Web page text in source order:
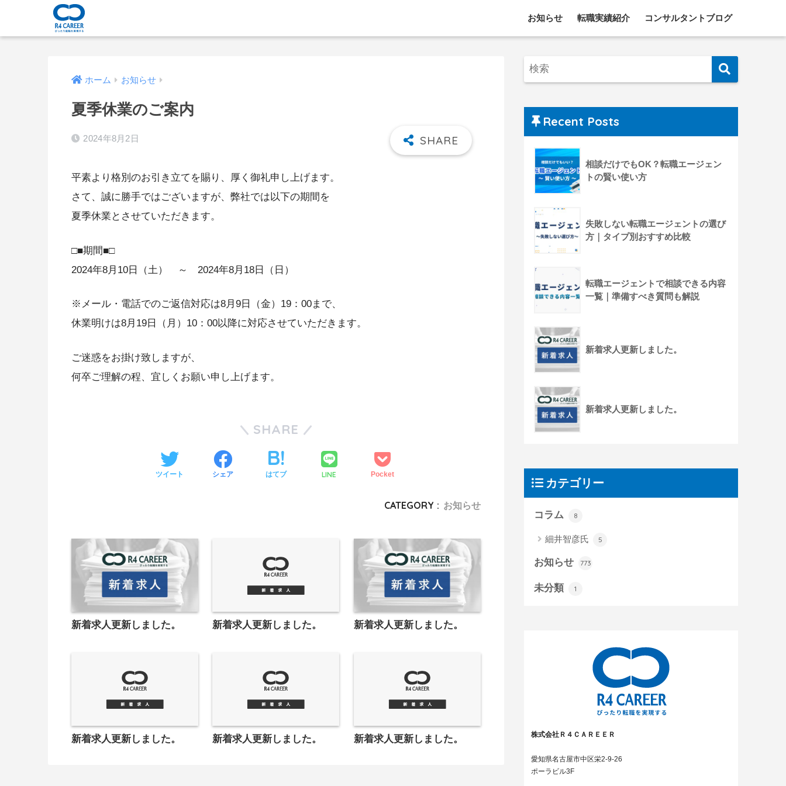
お知らせ 転職実績紹介 コンサルタントブログ
ホーム お知らせ
夏季休業のご案内
2024年8月2日
平素より格別のお引き立てを賜り、厚く御礼申し上げます。
さて、誠に勝手ではございますが、弊社では以下の期間を
夏季休業とさせていただきます。
□■期間■□
2024年8月10日（土） ～ 2024年8月18日（日）
※メール・電話でのご返信対応は8月9日（金）19：00まで、
休業明けは8月19日（月）10：00以降に対応させていただきます。
ご迷惑をお掛け致しますが、
何卒ご理解の程、宜しくお願い申し上げます。
SHARE
ツイート シェア はてブ LINE Pocket
CATEGORY : お知らせ
新着求人更新しました。 新着求人更新しました。 新着求人更新しました。
新着求人更新しました。 新着求人更新しました。 新着求人更新しました。
Recent Posts
相談だけでもOK？転職エージェン
トの賢い使い方
失敗しない転職エージェントの選び
方｜タイプ別おすすめ比較
転職エージェントで相談できる内容
一覧｜準備すべき質問も解説
新着求人更新しました。
新着求人更新しました。
カテゴリー
コラム 8
細井智彦氏 5
お知らせ 773
未分類 1
株式会社Ｒ４ＣＡＲＥＥＲ
愛知県名古屋市中区栄2-9-26
ポーラビル3F